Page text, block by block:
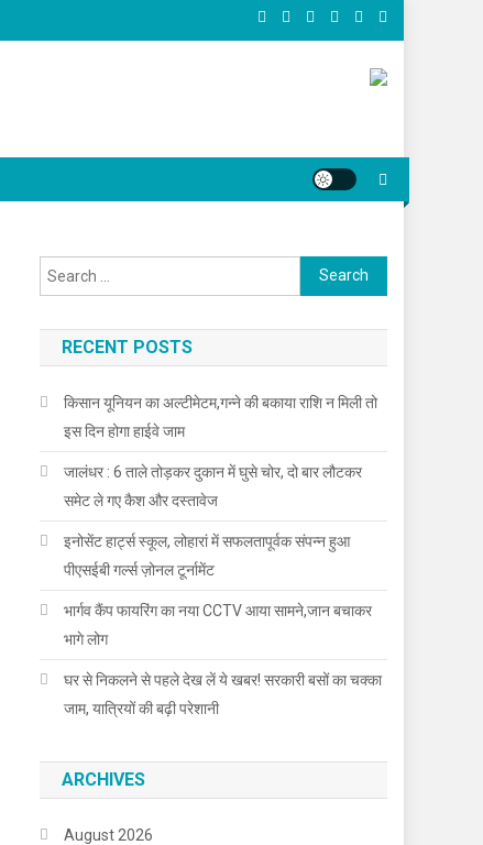
Search for:
RECENT POSTS
किसान यूनियन का अल्टीमेटम,गन्ने की बकाया राशि न मिली तो
इस दिन होगा हाईवे जाम
जालंधर : 6 ताले तोड़कर दुकान में घुसे चोर, दो बार लौटकर
समेट ले गए कैश और दस्तावेज
इनोसेंट हार्ट्स स्कूल, लोहारां में सफलतापूर्वक संपन्न हुआ
पीएसईबी गर्ल्स ज़ोनल टूर्नामेंट
भार्गव कैंप फायरिंग का नया CCTV आया सामने,जान बचाकर
भागे लोग
घर से निकलने से पहले देख लें ये खबर! सरकारी बसों का चक्का
जाम, यात्रियों की बढ़ी परेशानी
ARCHIVES
August 2026